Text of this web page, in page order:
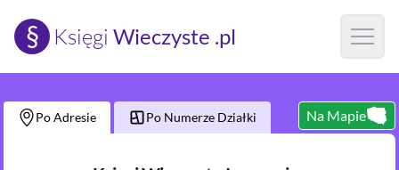
§ Księgi Wieczyste .pl Open
Po Adresie Po Numerze Działki Na Mapie